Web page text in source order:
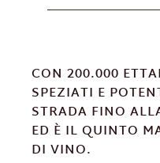
CON 200.000
SPEZIATI E
STRADA FINO
ED È IL QUINTO
DI VINO.